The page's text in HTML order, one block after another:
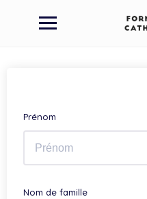
Prénom
Nom de famille